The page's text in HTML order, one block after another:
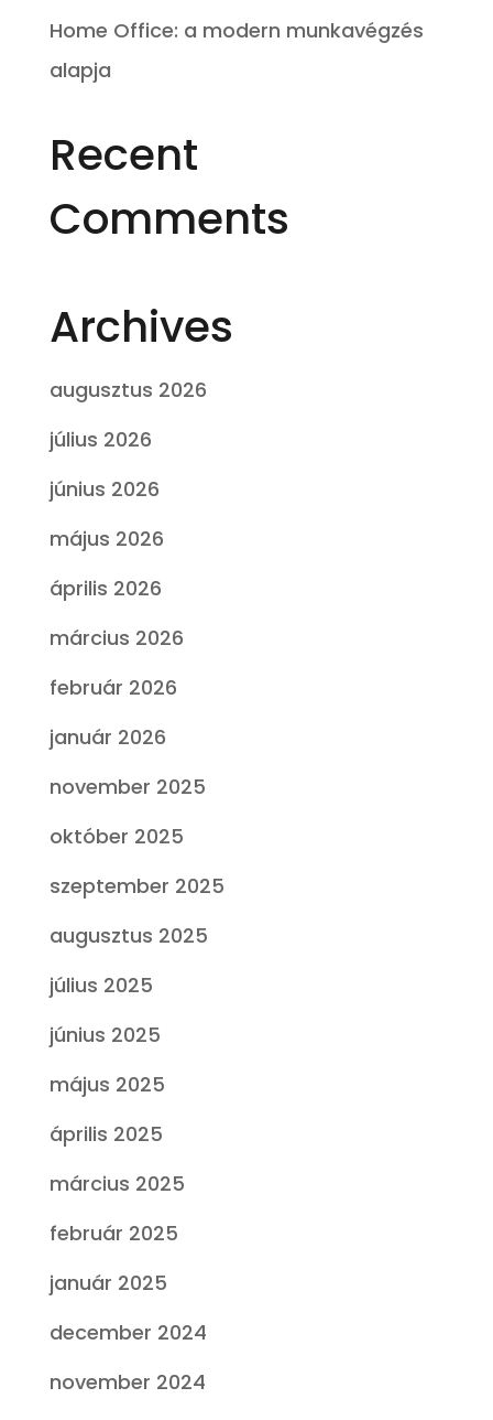
Home Office: a modern munkavégzés
alapja
Recent
Comments
Archives
augusztus 2026
július 2026
június 2026
május 2026
április 2026
március 2026
február 2026
január 2026
november 2025
október 2025
szeptember 2025
augusztus 2025
július 2025
június 2025
május 2025
április 2025
március 2025
február 2025
január 2025
december 2024
november 2024